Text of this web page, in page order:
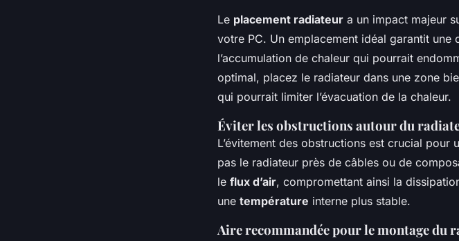
Le placement radiateur a un impact majeur
votre PC. Un emplacement idéal garantit une
l’accumulation de chaleur qui pourrait
optimal, placez le radiateur dans une zone
qui pourrait limiter l’évacuation de la chaleur.
Éviter les obstructions autour du
L’évitement des obstructions est crucial
pas le radiateur près de câbles ou de
le flux d’air, compromettant ainsi la
une température interne plus stable.
Aire recommandée pour le montage du